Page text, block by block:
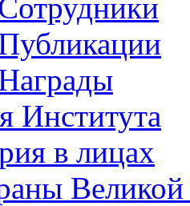
Института
в лицах